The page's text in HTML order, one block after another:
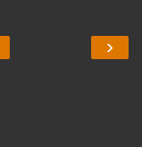
›